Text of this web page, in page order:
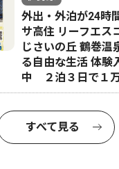
外出・外泊が24時
サ高住 リーフエス
じさいの丘 鶴巻温
る自由な生活 体験
中 ２泊３日で１
すべて見る